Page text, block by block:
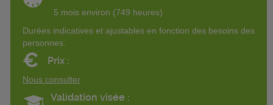
5 mois environ (749 heures)
Durées indicatives et ajustables en fonction des besoins des
personnes.
€ Prix :
Nous consulter
Validation visée :